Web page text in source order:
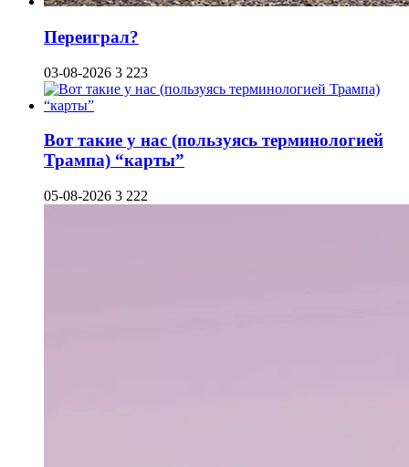
Переиграл?
03-08-2026 3 223
Вот такие у нас (пользуясь терминологией
Трампа) “карты”
05-08-2026 3 222